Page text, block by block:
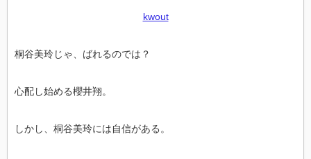
kwout
桐谷美玲じゃ、ばれるのでは？
心配し始める櫻井翔。
しかし、桐谷美玲には自信がある。